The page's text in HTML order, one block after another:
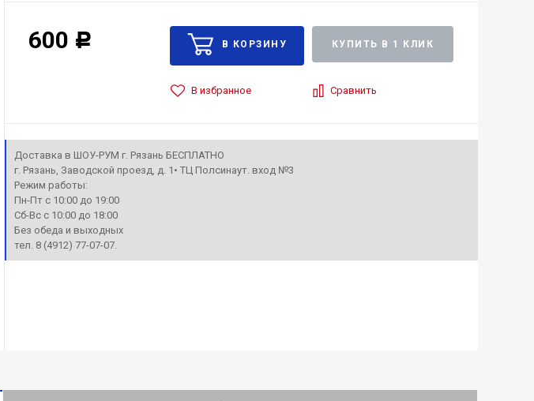
600 Р КУПИТЬ В 1 КЛИК
В избранное Сравнить
Доставка в ШОУ-РУМ г. Рязань БЕСПЛАТНО
г. Рязань, Заводской проезд, д. 1• ТЦ Полсинаут. вход №3
Режим работы:
Пн-Пт с 10:00 до 19:00
Сб-Вс с 10:00 до 18:00
Без обеда и выходных
тел. 8 (4912) 77-07-07.